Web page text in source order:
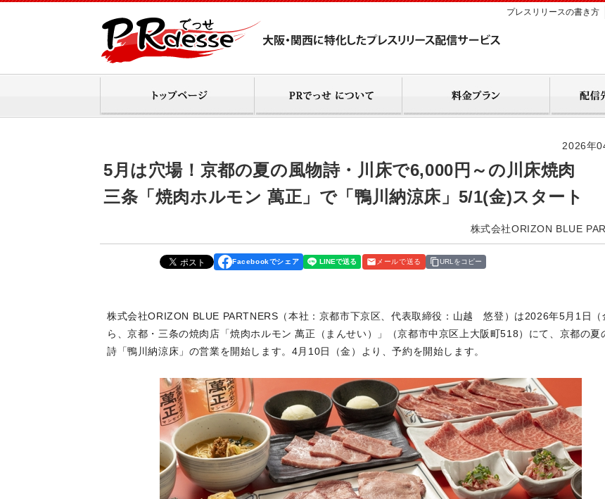
プレスリリースの書き方
2026年
5月は穴場！京都の夏の風物詩・川床で6,000円～の川床焼肉
三条「焼肉ホルモン 萬正」で「鴨川納涼床」5/1(金)スタート
株式会社ORIZON BLUE
Facebookでシェア メールで送る URLをコピー
株式会社ORIZON BLUE PARTNERS（本社：京都市下京区、代表取締役：山越 悠登）は2026年5月1日（
ら、京都・三条の焼肉店「焼肉ホルモン 萬正（まんせい）」（京都市中京区上大阪町518）にて、京都の夏
詩「鴨川納涼床」の営業を開始します。4月10日（金）より、予約を開始します。